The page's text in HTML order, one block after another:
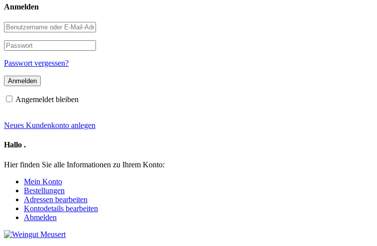
Anmelden
Benutzername
oder
E-
Mail-
Adresse
Passwort
Passwort vergessen?
Angemeldet bleiben
Neues Kundenkonto anlegen
Hallo .
Hier finden Sie alle Informationen zu Ihrem Konto:
Mein Konto
Bestellungen
Adressen bearbeiten
Kontodetails bearbeiten
Abmelden